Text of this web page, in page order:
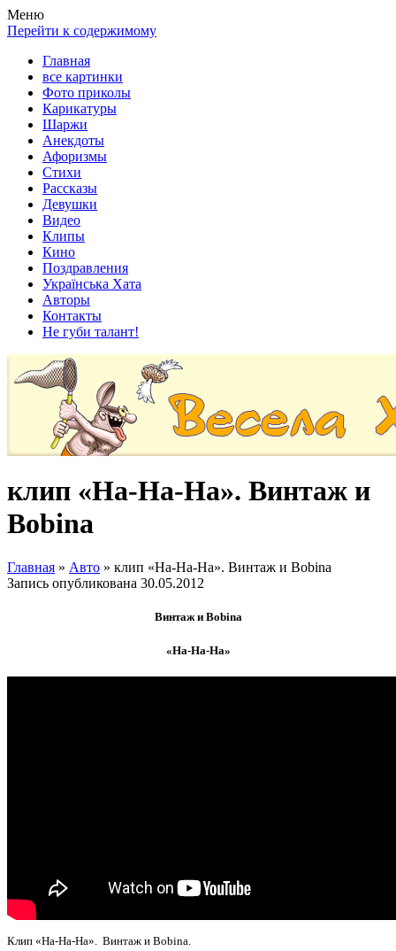
Весела хата — прикольные картинки, смешные истории,
клипы!
Покажем всем ваши фото приколы, карикатуры, шаржи, стихи,
рассказы, видео и песни!
Меню
Перейти к содержимому
Главная
все картинки
Фото приколы
Карикатуры
Шаржи
Анекдоты
Афоризмы
Стихи
Рассказы
Девушки
Видео
Клипы
Кино
Поздравления
Українська Хата
Авторы
Контакты
Не губи талант!
клип «На-На-На». Винтаж и
Bobina
Главная » Авто » клип «На-На-На». Винтаж и Bobina
Запись опубликована 30.05.2012
Винтаж и Bobina
«На-На-На»
Клип «На-На-На». Винтаж и Bobina.